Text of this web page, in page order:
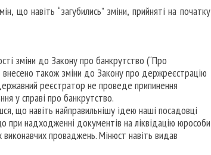
що навіть “загубились” зміни, прийняті на початку
зміни до Закону про банкрутство (“Про
також зміни до Закону про держреєстрацію
реєстратор не проведе припинення
у справі про банкрутство.
що навіть найправильнішу ідею наші посадовці
надходженні документів на ліквідацію юрособи
проваджень. Мінюст навіть видав